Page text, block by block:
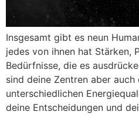
Insgesamt gibt es neun
jedes von ihnen hat Stärken,
Bedürfnisse, die es
sind deine Zentren aber auch
unterschiedlichen
deine Entscheidungen und